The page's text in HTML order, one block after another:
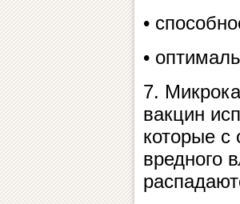
•
•
7.
вакцин
которые с
вредного